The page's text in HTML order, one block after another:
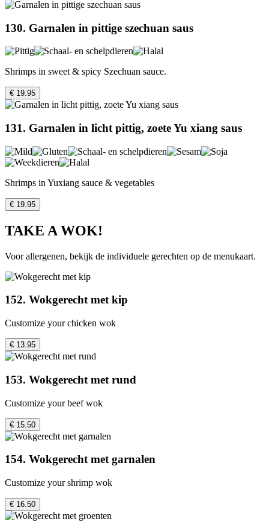
130. Garnalen in pittige szechuan saus
Shrimps in sweet & spicy Szechuan sauce.
€ 19.95
131. Garnalen in licht pittig, zoete Yu xiang saus
Shrimps in Yuxiang sauce & vegetables
€ 19.95
TAKE A WOK!
Voor allergenen, bekijk de individuele gerechten op de menukaart.
152. Wokgerecht met kip
Customize your chicken wok
€ 13.95
153. Wokgerecht met rund
Customize your beef wok
€ 15.50
154. Wokgerecht met garnalen
Customize your shrimp wok
€ 16.50